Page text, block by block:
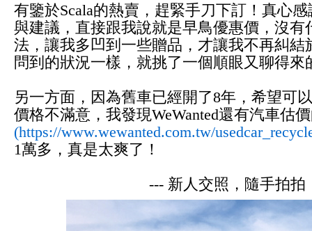
有鑒於Scala的熱賣，趕緊手刀下訂！真心
與建議，直接跟我說就是早鳥優惠價，沒
法，讓我多凹到一些贈品，才讓我不再糾
問到的狀況一樣，就挑了一個順眼又聊得來
另一方面，因為舊車已經開了8年，希望可
價格不滿意，我發現WeWanted還有汽車估
(https://www.wewanted.com.tw/
1萬多，真是太爽了！
--- 新人交照，隨手拍